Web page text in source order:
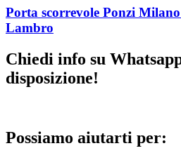
Porta scorrevole Ponzi
Lambro
Chiedi info su
disposizione!
Possiamo aiutarti per: